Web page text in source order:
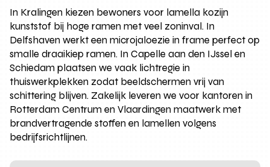
In Kralingen kiezen bewoners voor lamella kozijn
kunststof bij hoge ramen met veel zoninval. In
Delfshaven werkt een microjaloezie in frame perfect op
smalle draaikiep ramen. In Capelle aan den IJssel en
Schiedam plaatsen we vaak lichtregie in
thuiswerkplekken zodat beeldschermen vrij van
schittering blijven. Zakelijk leveren we voor kantoren in
Rotterdam Centrum en Vlaardingen maatwerk met
brandvertragende stoffen en lamellen volgens
bedrijfsrichtlijnen.